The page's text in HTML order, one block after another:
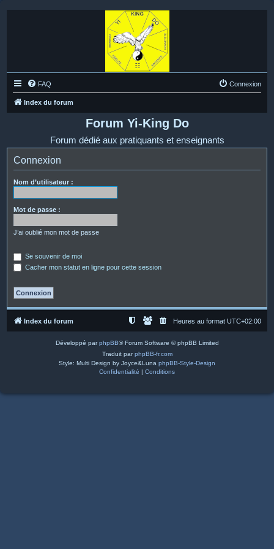
FAQ Connexion
Index du forum
Forum Yi-King Do
Forum dédié aux pratiquants et enseignants
Connexion
Nom d’utilisateur :
Mot de passe :
J’ai oublié mon mot de passe
Se souvenir de moi
Cacher mon statut en ligne pour cette session
Index du forum Heures au format UTC+02:00
Développé parphpBB® Forum Software © phpBB Limited
Traduit parphpBB-fr.com
Style: Multi Design by Joyce&Luna phpBB-Style-Design
Confidentialité | Conditions